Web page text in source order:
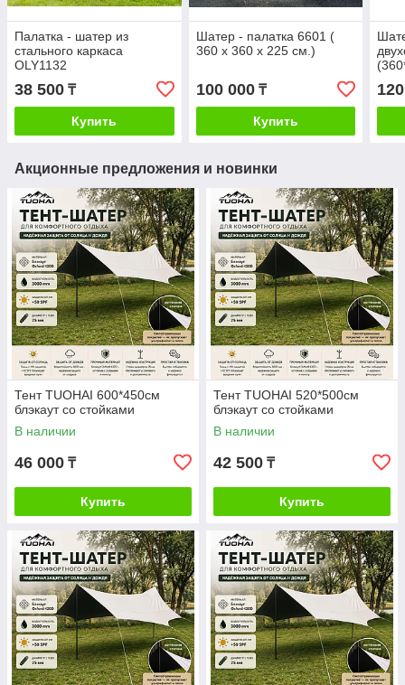
Палатка - шатер из
стального каркаса
OLY1132
38 500 ₸
Купить
Шатер - палатка 6601 (
360 х 360 х 225 см.)
100 000₸
Купить
Акционные предложения и новинки
Тент TUOHAI 600*450см
блэкаут со стойками
В наличии
46 000 ₸
Купить
Тент TUOHAI 520*500см
блэкаут со стойками
В наличии
42 500 ₸
Купить